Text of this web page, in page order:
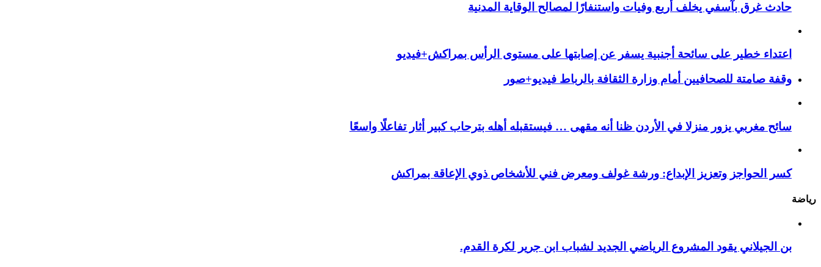
حادث غرق بآسفي يخلف أربع وفيات واستنفارًا لمصالح الوقاية المدنية
اعتداء خطير على سائحة أجنبية يسفر عن إصابتها على مستوى الرأس بمراكش+فيديو
وقفة صامتة للصحافيين أمام وزارة الثقافة بالرباط فيديو+صور
سائح مغربي يزور منزلا في الأردن ظنا أنه مقهى … فيستقبله أهله بترحاب كبير أثار تفاعلًا واسعًا
كسر الحواجز وتعزيز الإبداع: ورشة غولف ومعرض فني للأشخاص ذوي الإعاقة بمراكش
رياضة
بن الجيلاني يقود المشروع الرياضي الجديد لشباب ابن جرير لكرة القدم.